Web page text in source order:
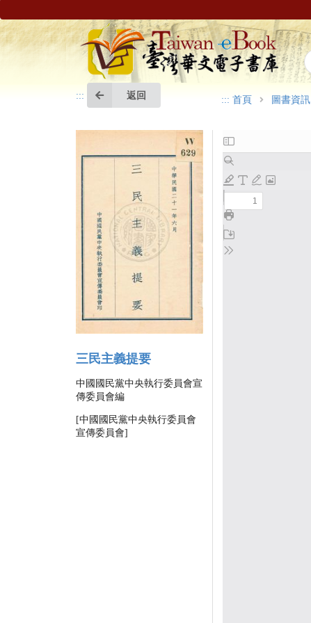
::: 返回 ::: 首頁 圖書資訊
三民主義提要
中國國民黨中央執行委員會宣
傳委員會編
[中國國民黨中央執行委員會
宣傳委員會]